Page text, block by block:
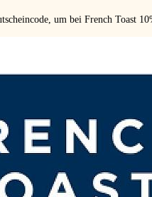
um bei French Toast